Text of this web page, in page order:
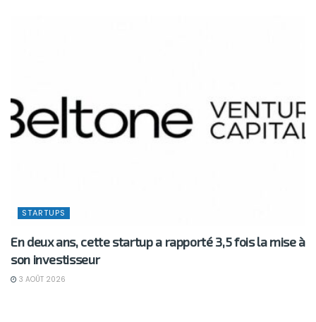
STARTUPS
En deux ans, cette startup a rapporté 3,5 fois la mise à
son investisseur
3 AOÛT 2026